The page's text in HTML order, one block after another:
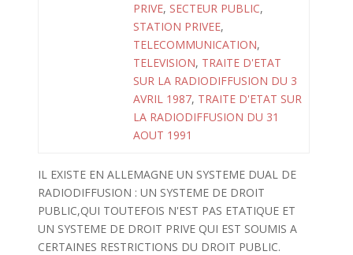
PRIVE, SECTEUR PUBLIC,
STATION PRIVEE,
TELECOMMUNICATION,
TELEVISION, TRAITE D'ETAT
SUR LA RADIODIFFUSION DU 3
AVRIL 1987, TRAITE D'ETAT SUR
LA RADIODIFFUSION DU 31
AOUT 1991
IL EXISTE EN ALLEMAGNE UN SYSTEME DUAL DE
RADIODIFFUSION : UN SYSTEME DE DROIT
PUBLIC,QUI TOUTEFOIS N'EST PAS ETATIQUE ET
UN SYSTEME DE DROIT PRIVE QUI EST SOUMIS A
CERTAINES RESTRICTIONS DU DROIT PUBLIC.